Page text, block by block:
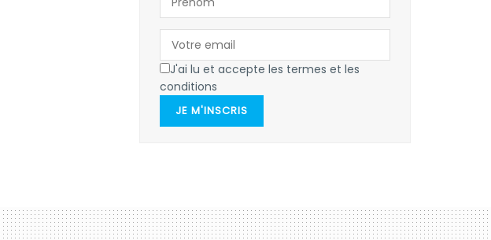
J'ai lu et accepte les termes et les
conditions
JE M'INSCRIS